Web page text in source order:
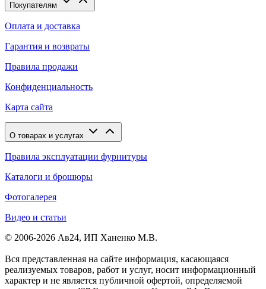
Покупателям
Оплата и доставка
Гарантия и возвраты
Правила продажи
Конфиденциальность
Карта сайта
О товарах и услугах
Правила эксплуатации фурнитуры
Каталоги и брошюры
Фотогалерея
Видео и статьи
© 2006-2026 Ав24, ИП Ханенко М.В.
Вся представленная на сайте информация, касающаяся
реализуемых товаров, работ и услуг, носит информационный
характер и не является публичной офертой, определяемой